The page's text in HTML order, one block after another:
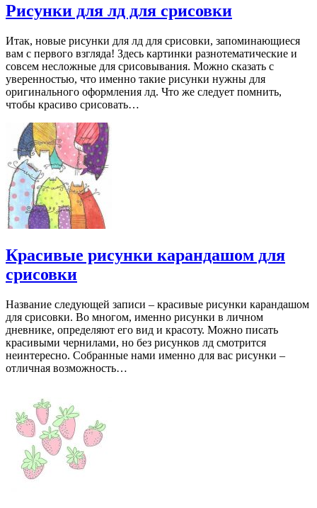
Рисунки для лд для срисовки
Итак, новые рисунки для лд для срисовки, запоминающиеся
вам с первого взгляда! Здесь картинки разнотематические и
совсем несложные для срисовывания. Можно сказать с
уверенностью, что именно такие рисунки нужны для
оригинального оформления лд. Что же следует помнить,
чтобы красиво срисовать…
Красивые рисунки карандашом для
срисовки
Название следующей записи – красивые рисунки карандашом
для срисовки. Во многом, именно рисунки в личном
дневнике, определяют его вид и красоту. Можно писать
красивыми чернилами, но без рисунков лд смотрится
неинтересно. Собранные нами именно для вас рисунки –
отличная возможность…